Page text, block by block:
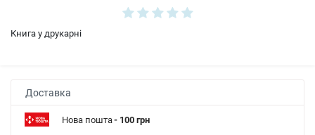
Книга у друкарні
Доставка
Нова пошта- 100 грн